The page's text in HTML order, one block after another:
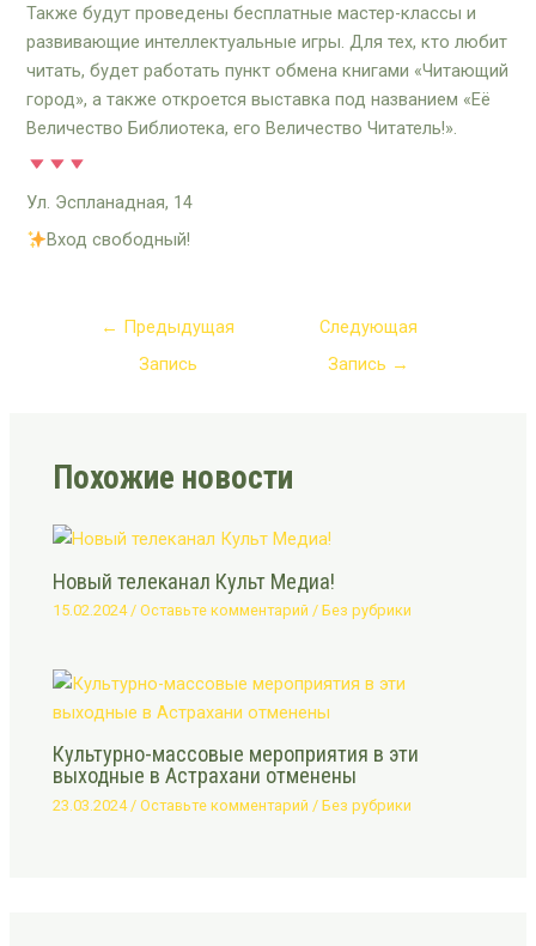
Также будут проведены бесплатные мастер-классы и
развивающие интеллектуальные игры. Для тех, кто любит
читать, будет работать пункт обмена книгами «Читающий
город», а также откроется выставка под названием «Её
Величество Библиотека, его Величество Читатель!».
Ул. Эспланадная, 14
Вход свободный!
← Предыдущая
Запись
Следующая
Запись →
Похожие новости
Новый телеканал Культ Медиа!
15.02.2024 /Оставьте комментарий /Без рубрики
Культурно-массовые мероприятия в эти
выходные в Астрахани отменены
23.03.2024 /Оставьте комментарий /Без рубрики